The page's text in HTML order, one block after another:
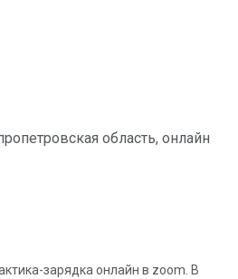
область, онлайн
зарядка онлайн в zoom. В